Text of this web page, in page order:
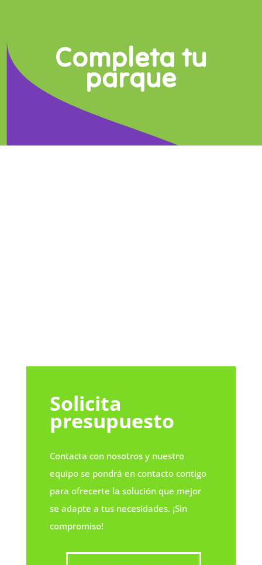
Completa tu
parque
Solicita
presupuesto
Contacta con nosotros y nuestro
equipo se pondrá en contacto contigo
para ofrecerte la solución que mejor
se adapte a tus necesidades. ¡Sin
compromiso!